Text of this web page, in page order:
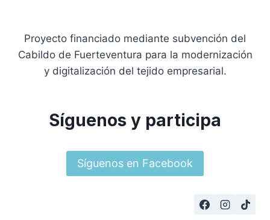
Proyecto financiado mediante subvención del
Cabildo de Fuerteventura para la modernización
y digitalización del tejido empresarial.
Síguenos y participa
Síguenos en Facebook